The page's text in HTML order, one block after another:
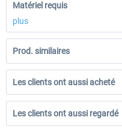
Matériel requis
plus
Prod. similaires
Les clients ont aussi acheté
Les clients ont aussi regardé